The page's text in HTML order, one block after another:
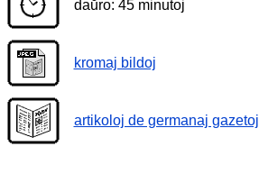
daŭro: 45 minutoj
kromaj bildoj
artikoloj de germanaj gazetoj